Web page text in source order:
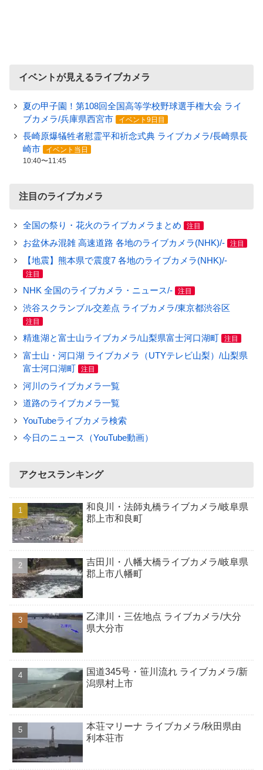
イベントが見えるライブカメラ
夏の甲子園！第108回全国高等学校野球選手権大会 ライ
ブカメラ/兵庫県西宮市
イベント9日目
長崎原爆犠牲者慰霊平和祈念式典 ライブカメラ/長崎県長
崎市
イベント当日
10:40〜11:45
注目のライブカメラ
全国の祭り・花火のライブカメラまとめ 注目
お盆休み混雑 高速道路 各地のライブカメラ(NHK)/- 注目
【地震】熊本県で震度7 各地のライブカメラ(NHK)/-
注目
NHK 全国のライブカメラ・ニュース/- 注目
渋谷スクランブル交差点 ライブカメラ/東京都渋谷区
注目
精進湖と富士山ライブカメラ/山梨県富士河口湖町 注目
富士山・河口湖 ライブカメラ（UTYテレビ山梨）/山梨県
富士河口湖町
注目
河川のライブカメラ一覧
道路のライブカメラ一覧
YouTubeライブカメラ検索
今日のニュース（YouTube動画）
アクセスランキング
和良川・法師丸橋ライブカメラ/岐阜県
郡上市和良町
吉田川・八幡大橋ライブカメラ/岐阜県
郡上市八幡町
乙津川・三佐地点 ライブカメラ/大分
県大分市
国道345号・笹川流れ ライブカメラ/新
潟県村上市
本荘マリーナ ライブカメラ/秋田県由
利本荘市